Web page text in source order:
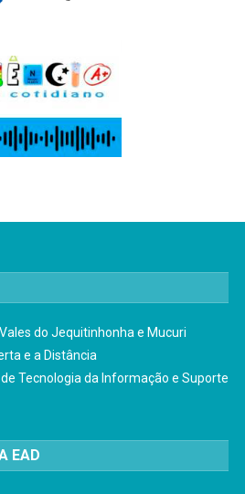
do Jequitinhonha e Mucuri
e a Distância
Tecnologia da Informação e Suporte
EAD